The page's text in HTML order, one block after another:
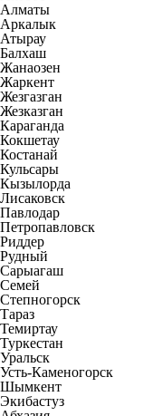
Алматы
Аркалык
Атырау
Балхаш
Жанаозен
Жаркент
Жезгазган
Жезказган
Караганда
Кокшетау
Костанай
Кульсары
Кызылорда
Лисаковск
Павлодар
Петропавловск
Риддер
Рудный
Сарыагаш
Семей
Степногорск
Тараз
Темиртау
Туркестан
Уральск
Усть-Каменогорск
Шымкент
Экибастуз